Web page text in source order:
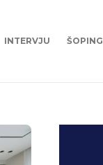
INTERVJU ŠOPING